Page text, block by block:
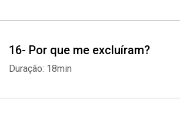
16- Por que me excluíram?
Duração: 18min